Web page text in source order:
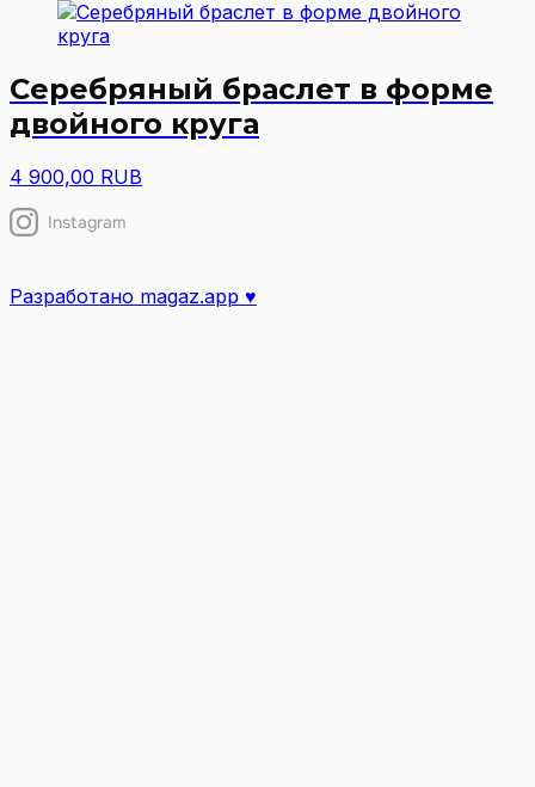
Серебряный браслет в форме
двойного круга
4 900,00 RUB
Instagram
Разработано magaz.app ♥︎